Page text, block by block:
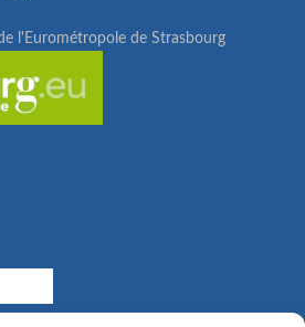
l'Eurométropole de Strasbourg